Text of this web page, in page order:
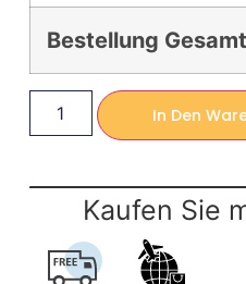
Bestellung
In Den
Kaufen Sie